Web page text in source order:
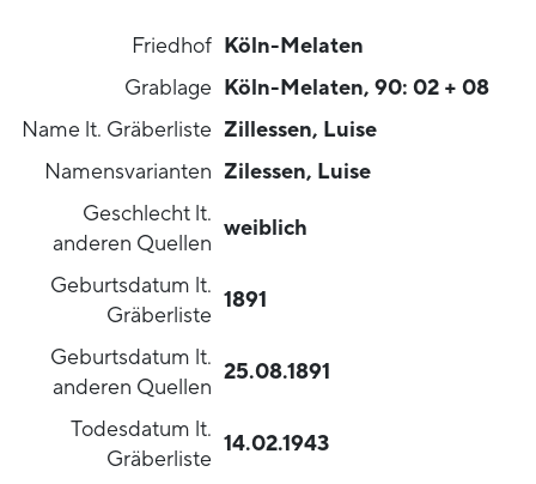
Friedhof Köln-Melaten
Grablage Köln-Melaten, 90: 02 + 08
Name lt. Gräberliste Zillessen, Luise
Namensvarianten Zilessen, Luise
Geschlecht lt.
anderen Quellen
weiblich
Geburtsdatum lt.
Gräberliste
1891
Geburtsdatum lt.
anderen Quellen
25.08.1891
Todesdatum lt.
Gräberliste
14.02.1943